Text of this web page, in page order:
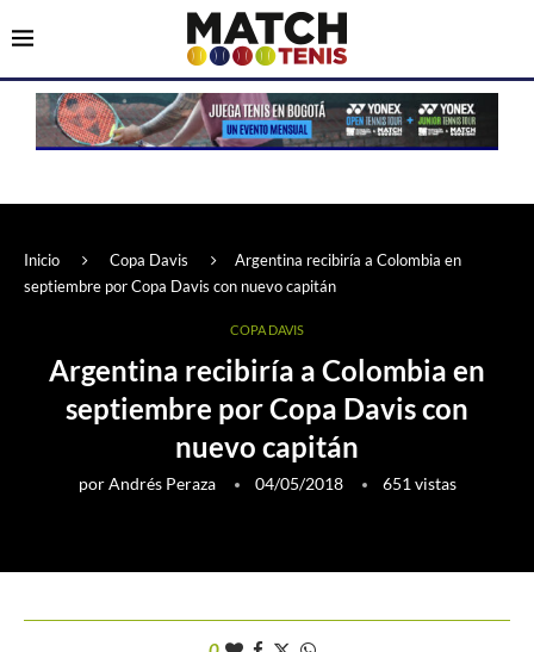
Inicio Copa Davis
Argentina recibiría a Colombia en
septiembre por Copa Davis con nuevo capitán
COPA DAVIS
Argentina recibiría a Colombia en
septiembre por Copa Davis con
nuevo capitán
porAndrés Peraza 04/05/2018 651 vistas